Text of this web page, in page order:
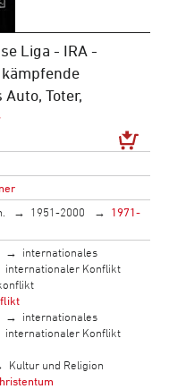
Liga - IRA -
Toter,
1951-2000
1971-
internationales
internationaler Konflikt
internationales
internationaler Konflikt
Kultur und Religion